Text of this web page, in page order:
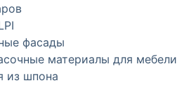
фасады
материалы для мебели
из шпона